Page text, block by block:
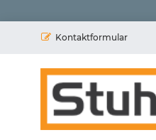
Kontaktformular